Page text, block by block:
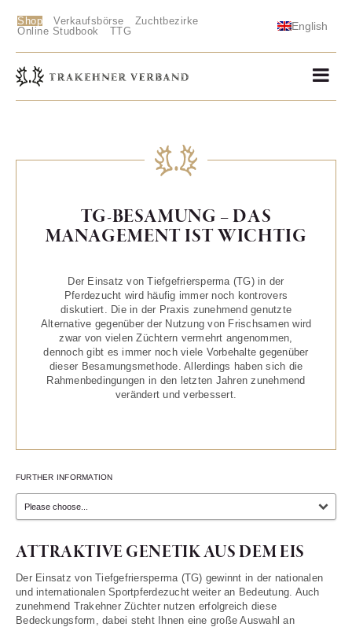
Shop Verkaufsbörse
Zuchtbezirke
Online Studbook
TTG English
TG-BESAMUNG – DAS
MANAGEMENT IST WICHTIG
Der Einsatz von Tiefgefriersperma (TG) in der
Pferdezucht wird häufig immer noch kontrovers
diskutiert. Die in der Praxis zunehmend genutzte
Alternative gegenüber der Nutzung von Frischsamen wird
zwar von vielen Züchtern vermehrt angenommen,
dennoch gibt es immer noch viele Vorbehalte gegenüber
dieser Besamungsmethode. Allerdings haben sich die
Rahmenbedingungen in den letzten Jahren zunehmend
verändert und verbessert.
FURTHER INFORMATION
ATTRAKTIVE GENETIK AUS DEM EIS
Der Einsatz von Tiefgefriersperma (TG) gewinnt in der nationalen
und internationalen Sportpferdezucht weiter an Bedeutung. Auch
zunehmend Trakehner Züchter nutzen erfolgreich diese
Bedeckungsform, dabei steht Ihnen eine große Auswahl an